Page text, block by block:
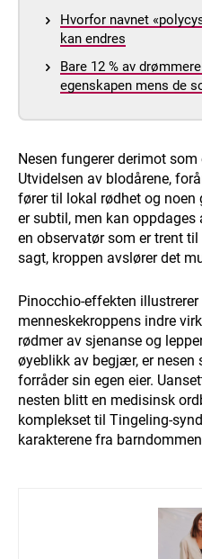
Hvorfor navnet
kan endres
Bare 12 % av
egenskapen mens de
Nesen fungerer derimot
Utvidelsen av blodårene,
fører til lokal rødhet og noen
er subtil, men kan oppdages
en observatør som er trent
sagt, kroppen avslører det
Pinocchio-effekten
menneskekroppens indre
rødmer av sjenanse og
øyeblikk av begjær, er
forråder sin egen eier.
nesten blitt en medisinsk
komplekset til Tingeling-
karakterene fra